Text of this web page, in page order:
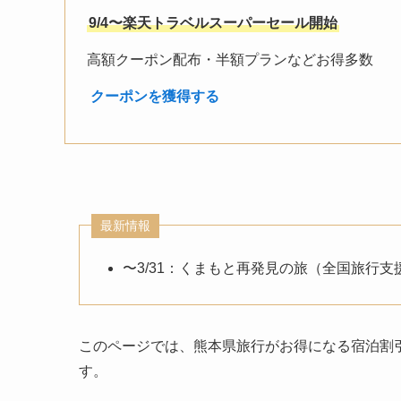
9/4〜楽天トラベルスーパーセール開始
高額クーポン配布・半額プランなどお得多数
クーポンを獲得する
最新情報
〜3/31：くまもと再発見の旅（全国旅行支
このページでは、熊本県旅行がお得になる宿泊
す。